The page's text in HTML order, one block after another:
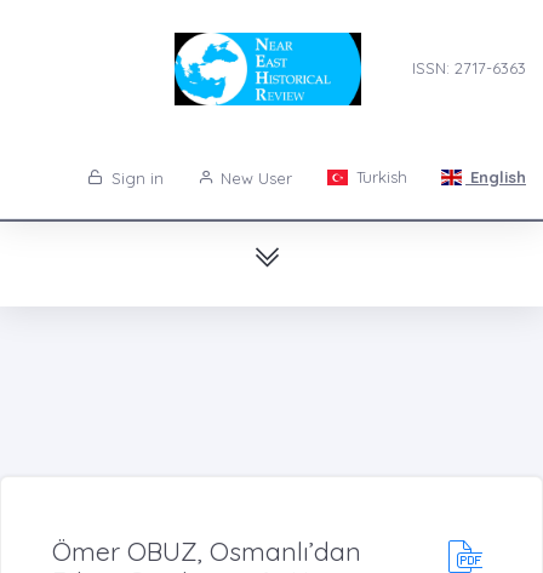
ISSN: 2717-6363
Sign in New User Turkish English
Ömer OBUZ, Osmanlı’dan